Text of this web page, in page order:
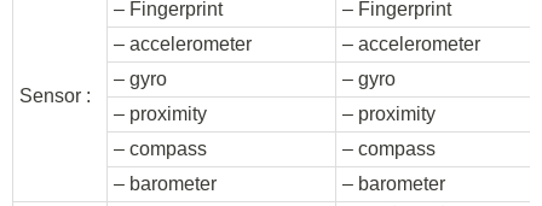
Sensor :
– Fingerprint
– Fingerprint
– accelerometer
– accelerometer
– gyro
– gyro
– proximity
– proximity
– compass
– compass
– barometer
– barometer